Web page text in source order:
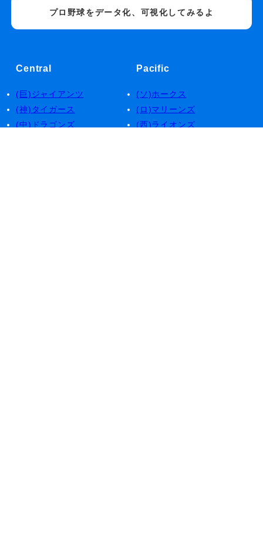
プロ野球をデータ化、可視化してみるよ
Central
(巨)ジャイアンツ
(神)タイガース
(中)ドラゴンズ
Pacific
(ソ)ホークス
(ロ)マリーンズ
(西)ライオンズ